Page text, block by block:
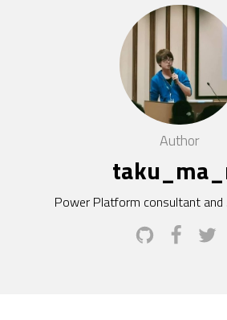
Author
Power Platform consultant and